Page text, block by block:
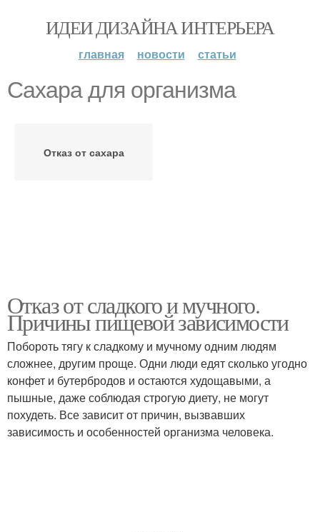
ИДЕИ ДИЗАЙНА ИНТЕРЬЕРА
главная новости статьи
Сахара для организма
Отказ от сахара
Отказ от сладкого и мучного.
Причины пищевой зависимости
Побороть тягу к сладкому и мучному одним людям
сложнее, другим проще. Одни люди едят сколько угодно
конфет и бутербродов и остаются худощавыми, а
пышные, даже соблюдая строгую диету, не могут
похудеть. Все зависит от причин, вызвавших
зависимость и особенностей организма человека.